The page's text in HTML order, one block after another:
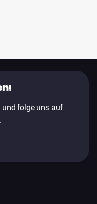
folge uns auf